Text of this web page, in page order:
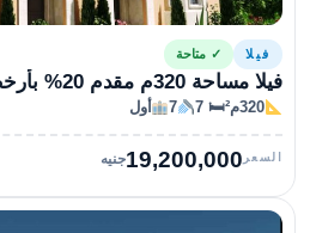
فيلا ✓ متاحة
320م² 🛏 7
7 أول
السعر 19,200,000جنيه